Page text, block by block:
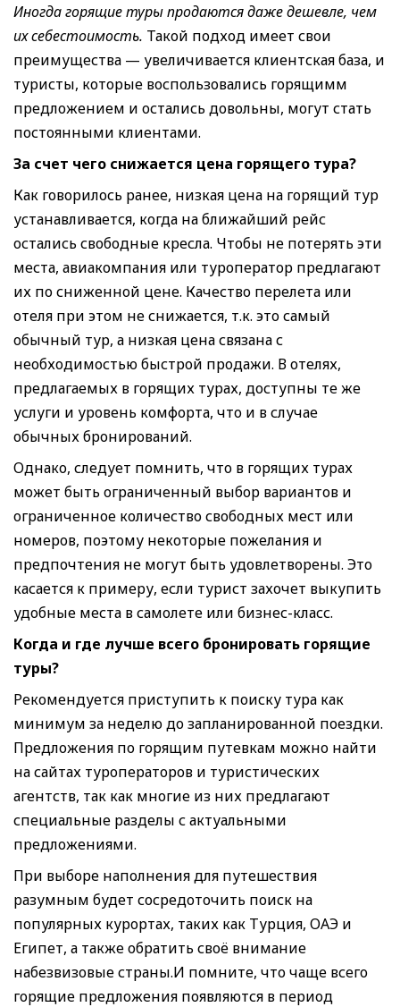
Иногда горящие туры продаются даже дешевле, чем
их себестоимость. Такой подход имеет свои
преимущества — увеличивается клиентская база, и
туристы, которые воспользовались горящимм
предложением и остались довольны, могут стать
постоянными клиентами.
За счет чего снижается цена горящего тура?
Как говорилось ранее, низкая цена на горящий тур
устанавливается, когда на ближайший рейс
остались свободные кресла. Чтобы не потерять эти
места, авиакомпания или туроператор предлагают
их по сниженной цене. Качество перелета или
отеля при этом не снижается, т.к. это самый
обычный тур, а низкая цена связана с
необходимостью быстрой продажи. В отелях,
предлагаемых в горящих турах, доступны те же
услуги и уровень комфорта, что и в случае
обычных бронирований.
Однако, следует помнить, что в горящих турах
может быть ограниченный выбор вариантов и
ограниченное количество свободных мест или
номеров, поэтому некоторые пожелания и
предпочтения не могут быть удовлетворены. Это
касается к примеру, если турист захочет выкупить
удобные места в самолете или бизнес-класс.
Когда и где лучше всего бронировать горящие
туры?
Рекомендуется приступить к поиску тура как
минимум за неделю до запланированной поездки.
Предложения по горящим путевкам можно найти
на сайтах туроператоров и туристических
агентств, так как многие из них предлагают
специальные разделы с актуальными
предложениями.
При выборе наполнения для путешествия
разумным будет сосредоточить поиск на
популярных курортах, таких как Турция, ОАЭ и
Египет, а также обратить своё внимание
набезвизовые страны.И помните, что чаще всего
горящие предложения появляются в период